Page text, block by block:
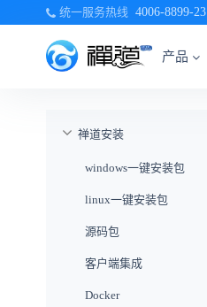
统一服务热线 4006-8899-23
产品
禅道安装
windows一键安装包
linux一键安装包
源码包
客户端集成
Docker